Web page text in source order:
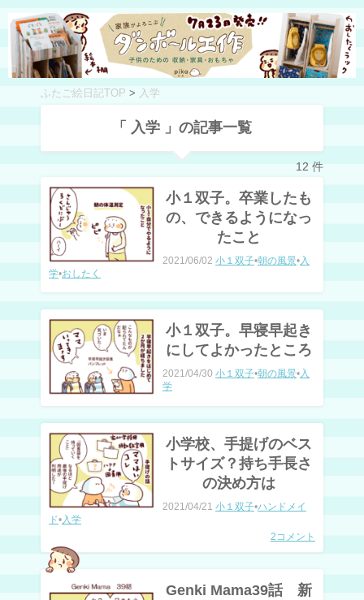
ふたご絵日記TOP > 入学
「 入学 」の記事一覧
12 件
小１双子。卒業したも
の、できるようになっ
たこと
2021/06/02 小１双子•朝の風景•入
学•おしたく
小１双子。早寝早起き
にしてよかったところ
2021/04/30 小１双子•朝の風景•入
学
小学校、手提げのベス
トサイズ？持ち手長さ
の決め方は
2021/04/21 小１双子•ハンドメイ
ド•入学
2コメント
Genki Mama39話 新